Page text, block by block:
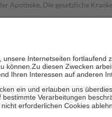
Apotheke. Die gesetzliche
Euro je Verordnung.
der Familie zu unterstützen, fallen